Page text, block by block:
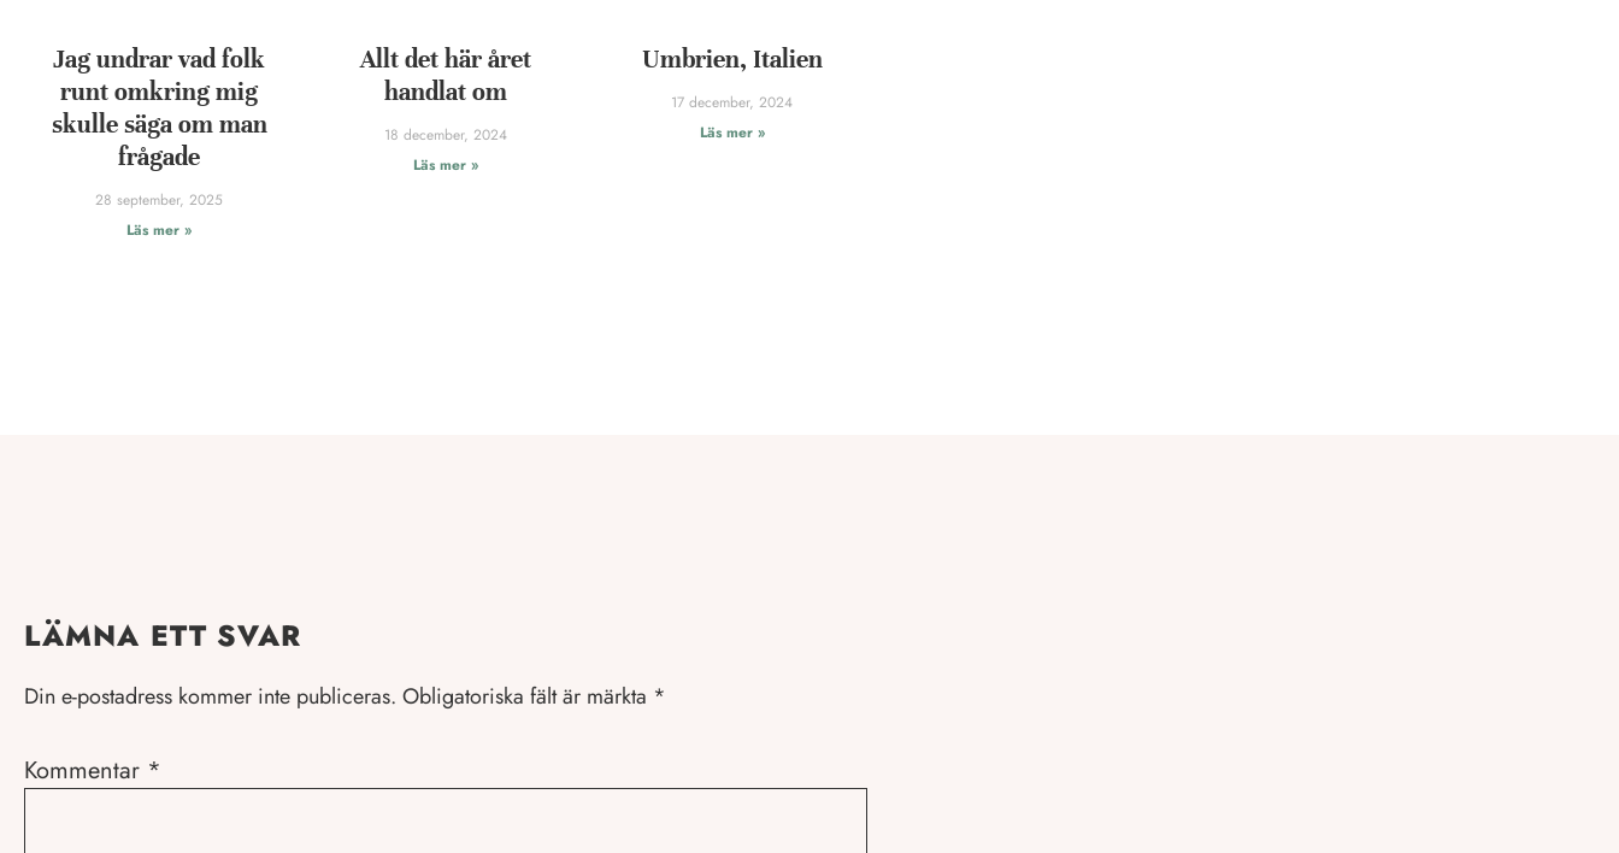
Jag undrar vad folk
runt omkring mig
skulle säga om man
frågade
28 september, 2025
Läs mer »
Allt det här året
handlat om
18 december, 2024
Läs mer »
Umbrien, Italien
17 december, 2024
Läs mer »
LÄMNA ETT SVAR
Din e-postadress kommer inte publiceras. Obligatoriska fält är märkta *
Kommentar *